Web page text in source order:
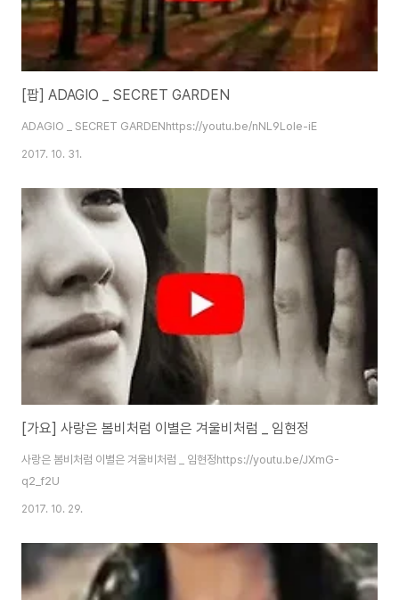
[팝] ADAGIO _ SECRET GARDEN
ADAGIO _ SECRET GARDENhttps://youtu.be/nNL9Lole-iE
2017. 10. 31.
[가요] 사랑은 봄비처럼 이별은 겨울비처럼 _ 임현정
사랑은 봄비처럼 이별은 겨울비처럼 _ 임현정https://youtu.be/JXmG-
q2_f2U
2017. 10. 29.